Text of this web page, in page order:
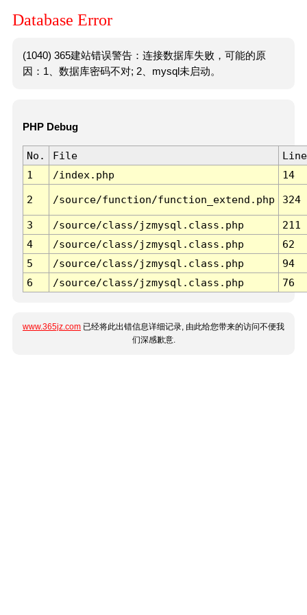
Database Error
(1040) 365建站错误警告：连接数据库失败，可能的原
因：1、数据库密码不对; 2、mysql未启动。
PHP Debug
No. File
Line
1
/index.php 14
2 /source/function/function_extend.php 324
3 /source/class/jzmysql.class.php
211
4
/source/class/jzmysql.class.php
62
5
/source/class/jzmysql.class.php
94
6
/source/class/jzmysql.class.php 76
www.365jz.com 已经将此出错信息详细记录, 由此给您带来的访问不便我
们深感歉意.